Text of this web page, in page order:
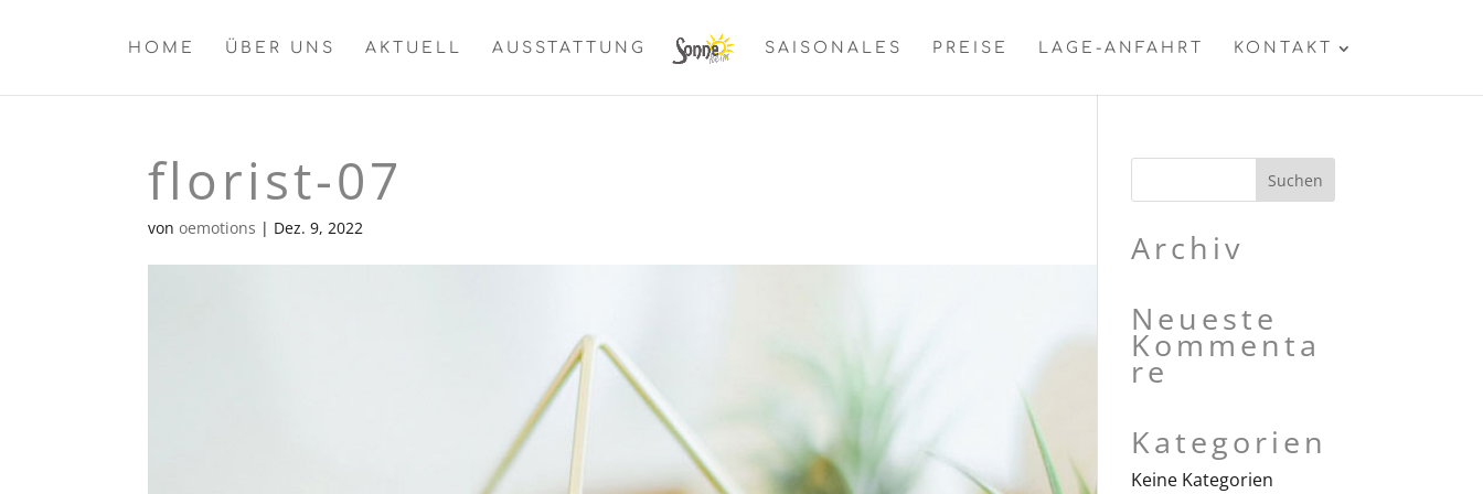
HOME ÜBER UNS AKTUELL AUSSTATTUNG SAISONALES PREISE LAGE-ANFAHRT KONTAKT
florist-07
vonoemotions | Dez. 9, 2022
Archiv
Neueste
Kommenta
re
Kategorien
Keine Kategorien